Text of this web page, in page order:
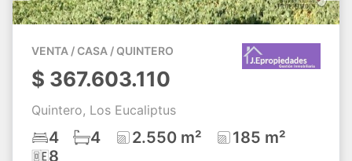
VENTA / CASA / QUINTERO
$ 367.603.110
Quintero, Los Eucaliptus
4 4 2.550 m²
185 m²
8